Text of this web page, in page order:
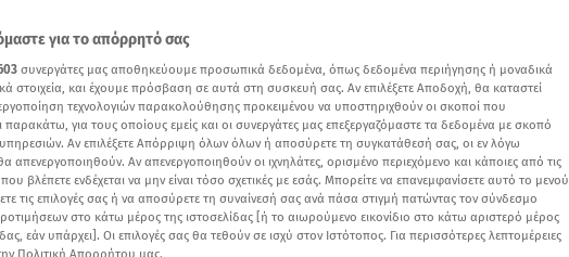
Άση Μπήλιου
για το απόρρητό σας
συνεργάτες μας αποθηκεύουμε προσωπικά δεδομένα, όπως δεδομένα περιήγησης ή μοναδικά
στοιχεία, και έχουμε πρόσβαση σε αυτά στη συσκευή σας. Αν επιλέξετε Αποδοχή, θα καταστεί
τεχνολογιών παρακολούθησης προκειμένου να υποστηριχθούν οι σκοποί που
παρακάτω, για τους οποίους εμείς και οι συνεργάτες μας επεξεργαζόμαστε τα δεδομένα με σκοπό
Αν επιλέξετε Απόρριψη όλων όλων ή αποσύρετε τη συγκατάθεσή σας, οι εν λόγω
απενεργοποιηθούν. Αν απενεργοποιηθούν οι ιχνηλάτες, ορισμένο περιεχόμενο και κάποιες από τις
βλέπετε ενδέχεται να μην είναι τόσο σχετικές με εσάς. Μπορείτε να επανεμφανίσετε αυτό το μενού
τις επιλογές σας ή να αποσύρετε τη συναίνεσή σας ανά πάσα στιγμή πατώντας τον σύνδεσμο
στο κάτω μέρος της ιστοσελίδας [ή το αιωρούμενο εικονίδιο στο κάτω αριστερό μέρος
εάν υπάρχει]. Οι επιλογές σας θα τεθούν σε ισχύ στον Ιστότοπος. Για περισσότερες λεπτομέρειες
Πολιτική Απορρήτου μας.